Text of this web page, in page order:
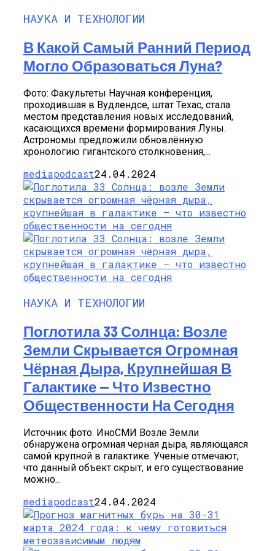
НАУКА И ТЕХНОЛОГИИ
В Какой Самый Ранний Период
Могло Образоваться Луна?
Фото: Факультеты Научная конференция,
проходившая в Вудлендсе, штат Техас, стала
местом представления новых исследований,
касающихся времени формирования Луны.
Астрономы предложили обновлённую
хронологию гигантского столкновения,...
mediapodcast24.04.2024
НАУКА И ТЕХНОЛОГИИ
Поглотила 33 Солнца: Возле
Земли Скрывается Огромная
Чёрная Дыра, Крупнейшая В
Галактике — Что Известно
Общественности На Сегодня
Источник фото: ИноСМИ Возле Земли
обнаружена огромная черная дыра, являющаяся
самой крупной в галактике. Ученые отмечают,
что данный объект скрыт, и его существование
можно...
mediapodcast24.04.2024